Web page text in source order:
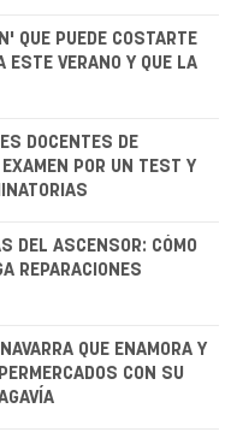
QUE PUEDE COSTARTE
ESTE VERANO Y QUE LA
DOCENTES DE
POR UN TEST Y
DEL ASCENSOR: CÓMO
REPARACIONES
QUE ENAMORA Y
CON SU